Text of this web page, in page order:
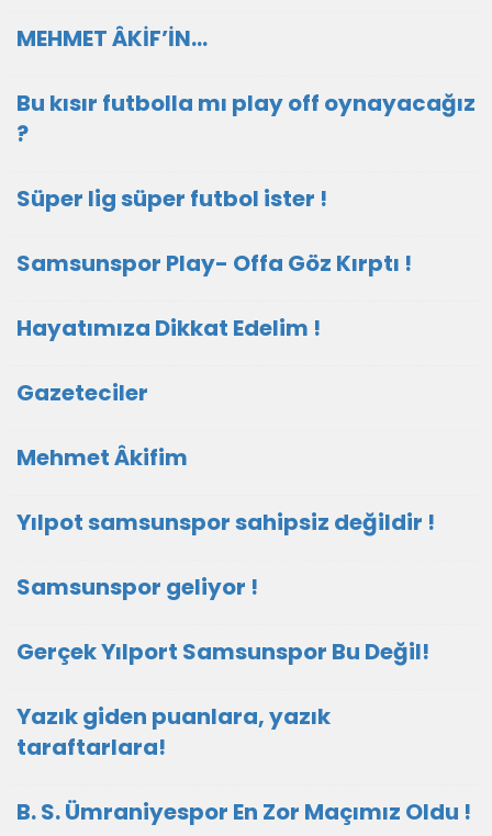
MEHMET ÂKİF’İN…
Bu kısır futbolla mı play off oynayacağız
?
Süper lig süper futbol ister !
Samsunspor Play- Offa Göz Kırptı !
Hayatımıza Dikkat Edelim !
Gazeteciler
Mehmet Âkifim
Yılpot samsunspor sahipsiz değildir !
Samsunspor geliyor !
Gerçek Yılport Samsunspor Bu Değil!
Yazık giden puanlara, yazık
taraftarlara!
B. S. Ümraniyespor En Zor Maçımız Oldu !